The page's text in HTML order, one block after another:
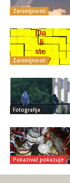
Zanimljivosti
Zanimljivosti
Fotografija
Pokazivač pokazuje